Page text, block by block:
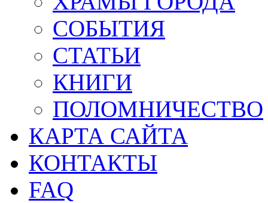
СОБЫТИЯ
СТАТЬИ
КНИГИ
ПОЛОМНИЧЕСТВО
КАРТА САЙТА
КОНТАКТЫ
FAQ